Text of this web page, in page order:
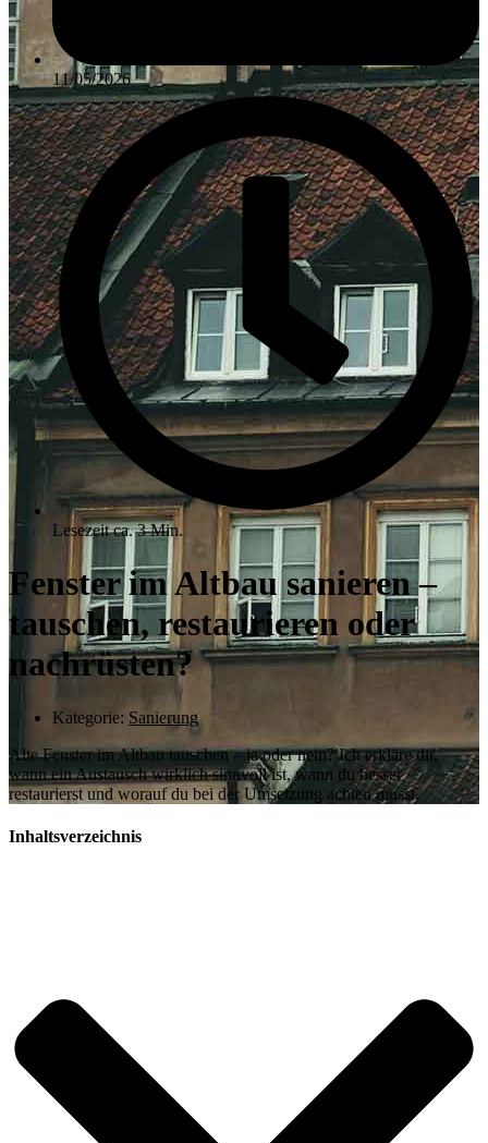
11/05/2026
Lesezeit ca. 3 Min.
Fenster im Altbau sanieren –
tauschen, restaurieren oder
nachrüsten?
Kategorie: Sanierung
Alte Fenster im Altbau tauschen – ja oder nein? Ich erkläre dir,
wann ein Austausch wirklich sinnvoll ist, wann du besser
restaurierst und worauf du bei der Umsetzung achten musst.
Inhaltsverzeichnis